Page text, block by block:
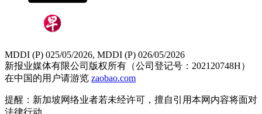
MDDI (P) 025/05/2026, MDDI (P) 026/05/2026
新报业媒体有限公司版权所有（公司登记号：202120748H）
在中国的用户请游览 zaobao.com
提醒：新加坡网络业者若未经许可，擅自引用本网内容将面对